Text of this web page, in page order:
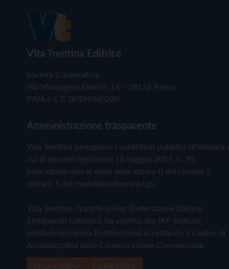
Vita Trentina Editrice
Società Cooperativa
Via Monsignor Endrici, 14 – 38122 Trento
P.IVA e C.F. 00199960220
Amministrazione trasparente
Vita Trentina percepisce i contributi pubblici all'editoria
cui al decreto legislativo 15 maggio 2017, n. 70.
Indicazione resa ai sensi della lettera f) del comma 2
dell'art. 5 del medesimo decreto Lgs.
Vita Trentina, tramite la Fisc (Federazione Italiana
Settimanali Cattolici), ha aderito allo IAP (Istituto
dell'Autodisciplina Pubblicitaria) accettando il Codice di
Autodisciplina della Comunicazione Commerciale